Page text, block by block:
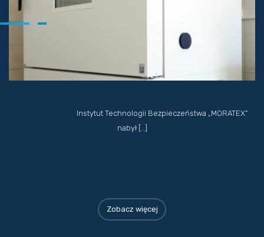
Instytut Technologii Bezpieczeństwa „MORATEX”
nabył […]
Zobacz więcej